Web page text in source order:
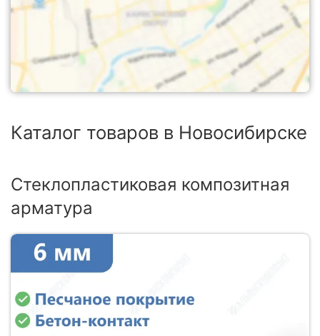
Каталог товаров в Новосибирске
Стеклопластиковая композитная
арматура